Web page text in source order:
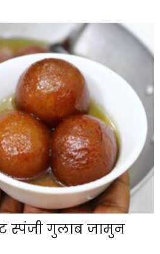
स्पंजी गुलाब जामुन